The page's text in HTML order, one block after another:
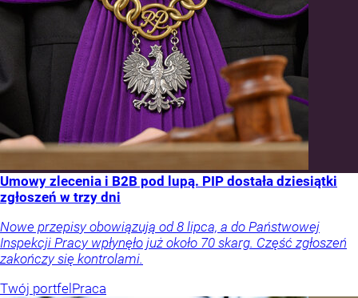
Umowy zlecenia i B2B pod lupą. PIP dostała dziesiątki
zgłoszeń w trzy dni
Nowe przepisy obowiązują od 8 lipca, a do Państwowej
Inspekcji Pracy wpłynęło już około 70 skarg. Część zgłoszeń
zakończy się kontrolami.
Twój portfel Praca